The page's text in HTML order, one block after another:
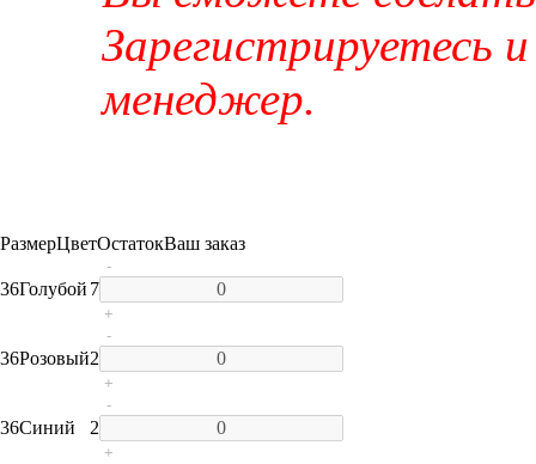
Зарегистрируетесь
менеджер.
РазмерЦветОстатокВаш заказ
36Голубой 7
-
+
36Розовый2
-
+
36Синий 2
-
+